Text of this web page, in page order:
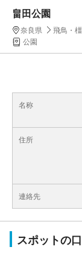
畠田公園
奈良県
飛鳥・
公園
名称
住所
連絡先
スポットの